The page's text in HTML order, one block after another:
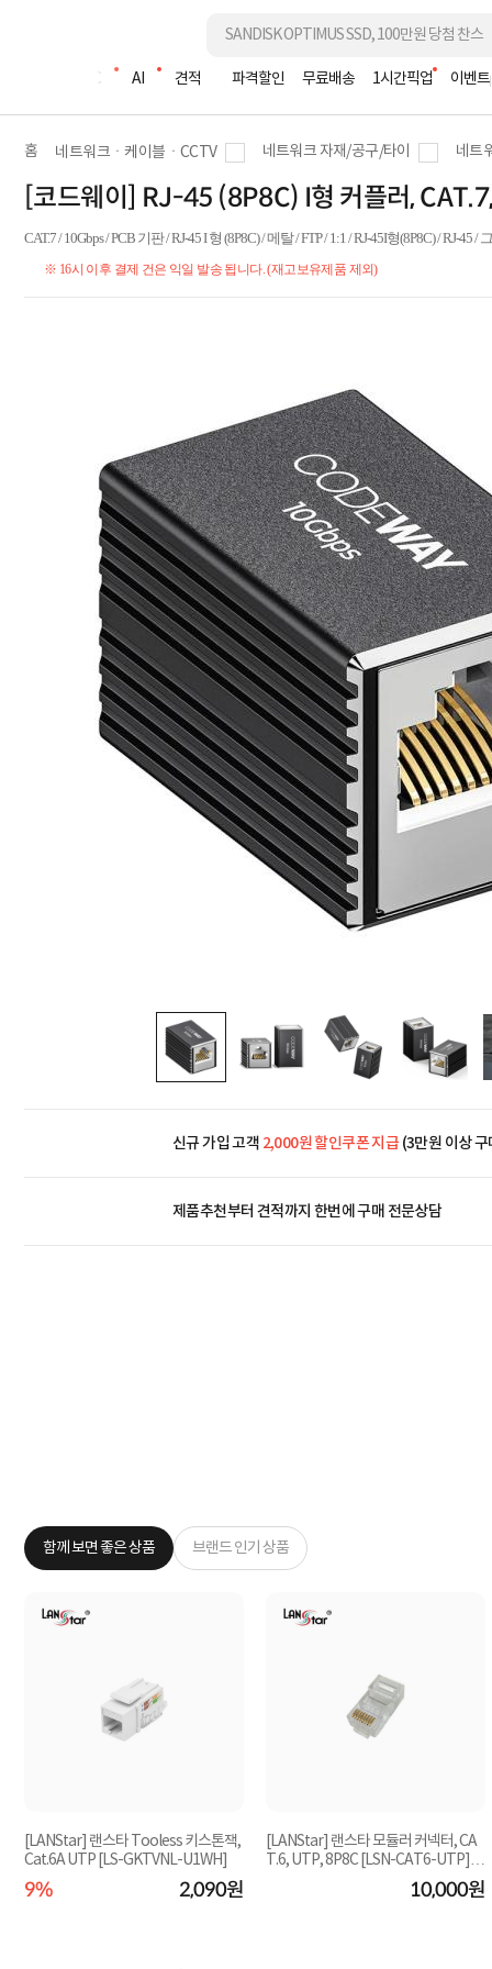
조립PC AI 견적 파격할인 무료배송 1시간픽업 이벤트
홈 네트워크ㆍ케이블ㆍCCTV 네트워크 자재/공구/타이 네트
[코드웨이] RJ-45 (8P8C) I형 커플러,
CAT.7 / 10Gbps / PCB 기판 / RJ-45 I 형 (8P8C) / 메탈 / FTP / 1:1 / RJ-45I형(8P8C) / RJ-45 /
※ 16시 이후 결제 건은 익일 발송 됩니다. (재고보유제품 제외)
신규 가입 고객 2,000원 할인쿠폰 지급(3만원 이상 구
제품추천부터 견적까지 한번에구매 전문상담
함께 보면 좋은 상품 브랜드 인기 상품
[LANStar] 랜스타 Tooless 키스톤잭,
Cat.6A UTP [LS-GKTVNL-U1WH]
9% 2,090원
[LANStar] 랜스타 모듈러 커넥터, CA
T.6, UTP, 8P8C [LSN-CAT6-UTP]
10,000원